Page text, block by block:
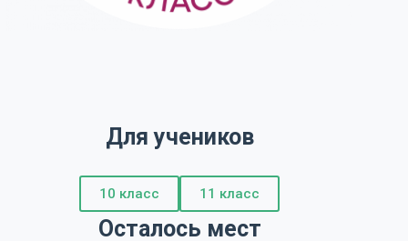
Для учеников
10 класс 11 класс
Осталось мест